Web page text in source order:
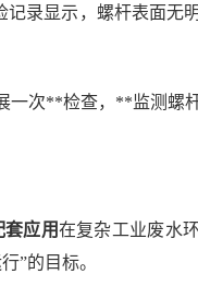
记录显示，螺杆表面无
一次**检查，**监测螺
应用在复杂工业废水
”的目标。